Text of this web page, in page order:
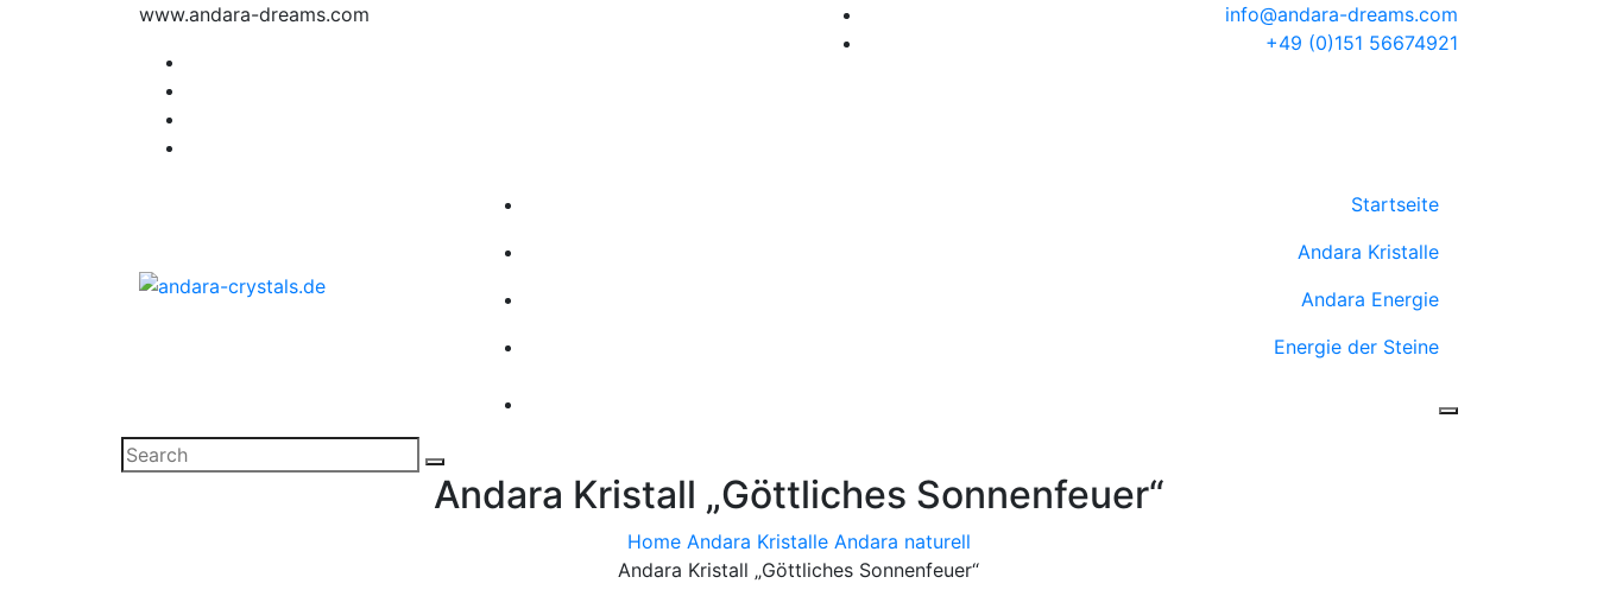
www.andara-dreams.com
info@andara-dreams.com
+49 (0)151 56674921
Startseite
Andara Kristalle
Andara Energie
Energie der Steine
Andara Kristall „Göttliches Sonnenfeuer“
Home Andara Kristalle Andara naturell
Andara Kristall „Göttliches Sonnenfeuer“